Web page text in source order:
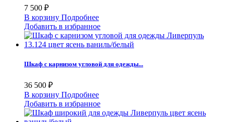
7 500 ₽
В корзину Подробнее
Добавить в избранное
Шкаф с карнизом угловой для одежды...
36 500 ₽
В корзину Подробнее
Добавить в избранное